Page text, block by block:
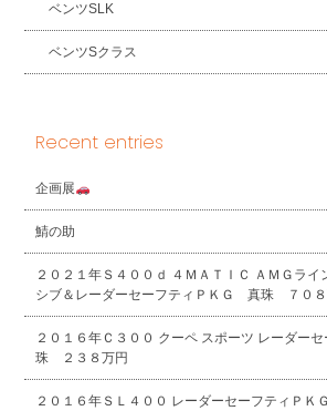
ベンツSLK
ベンツSクラス
Recent entries
企画展
鯖の助
２０２１年Ｓ４００ｄ ４ＭＡＴＩＣ ＡＭＧライ
シブ＆レーダーセーフティＰＫＧ 真珠 ７０８
２０１６年Ｃ３００ クーペ スポーツ レーダー
珠 ２３８万円
２０１６年ＳＬ４００ レーダーセーフティＰ